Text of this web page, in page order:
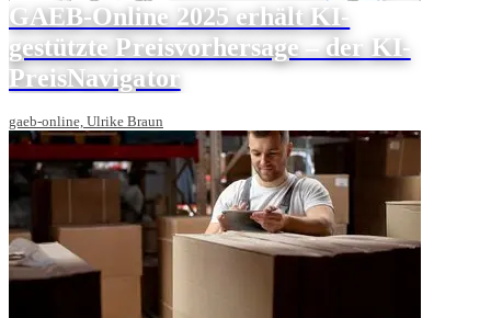
GAEB-Online 2025 erhält KI-
gestützte Preisvorhersage – der KI-
PreisNavigator
gaeb-online, Ulrike Braun